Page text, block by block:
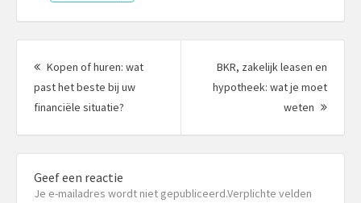
Berichtnavigatie
Kopen of huren: wat
past het beste bij uw
financiële situatie?
BKR, zakelijk leasen en
hypotheek: wat je moet
weten
Geef een reactie
Je e-mailadres wordt niet gepubliceerd.Verplichte velden